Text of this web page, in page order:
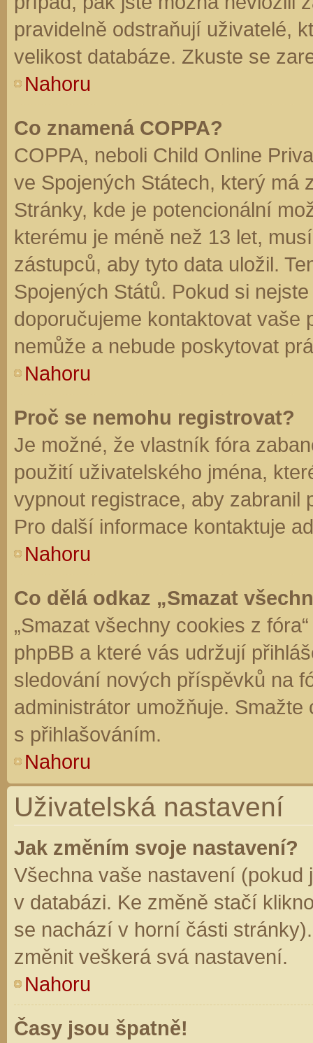
pravidelně odstraňují uživatelé,
velikost databáze. Zkuste se
Nahoru
Co znamená COPPA?
COPPA, neboli Child Online
ve Spojených Státech, který má
Stránky, kde je potencionální
kterému je méně než 13 let,
zástupců, aby tyto data uložil.
Spojených Států. Pokud si
doporučujeme kontaktovat vaše
nemůže a nebude poskytovat
Nahoru
Proč se nemohu registrovat?
Je možné, že vlastník fóra
použití uživatelského jména,
vypnout registrace, aby zabranil
Pro další informace kontaktuje
Nahoru
Co dělá odkaz „Smazat
„Smazat všechny cookies z
phpBB a které vás udržují
sledování nových příspěvků na
administrátor umožňuje.
s přihlašováním.
Nahoru
Uživatelská nastavení
Jak změním svoje nastavení?
Všechna vaše nastavení (pokud
v databázi. Ke změně stačí
se nachází v horní části
změnit veškerá svá nastavení.
Nahoru
Časy jsou špatně!